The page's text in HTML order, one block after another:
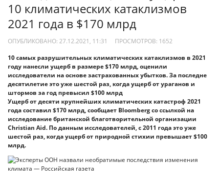
10 климатических катаклизмов
2021 года в $170 млрд
ОПУБЛИКОВАНО: 27.12.2021, 11:31 ПРОСМОТРОВ: 1652
10 самых разрушительных климатических катаклизмов в 2021
году нанесли ущерб в размере $170 млрд, оценили
исследователи на основе застрахованных убытков. За последне
десятилетие это уже шестой раз, когда ущерб от ураганов и
штормов за год превысил $100 млрд
Ущерб от десяти крупнейших климатических катастроф 2021
года составил $170 млрд, сообщает Bloomberg со ссылкой на
исследование британской благотворительной организации
Christian Aid. По данным исследователей, с 2011 года это уже
шестой раз, когда ущерб от природной стихии превышает $100
млрд.